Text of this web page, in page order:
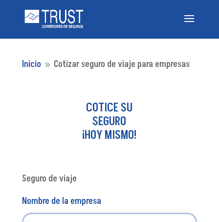
Inicio 9 Cotizar seguro de viaje para empresas
COTICE SU
SEGURO
¡HOY MISMO!
Seguro de viaje
Nombre de la empresa